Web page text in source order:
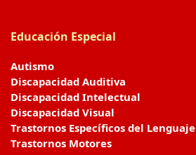
Educación Especial
Autismo
Discapacidad Auditiva
Discapacidad Intelectual
Discapacidad Visual
Trastornos Específicos del Lenguaje
Trastornos Motores